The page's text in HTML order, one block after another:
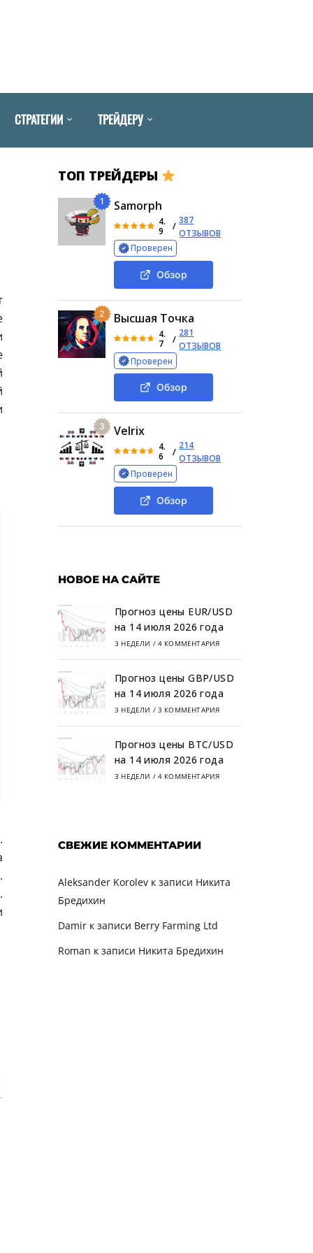
СТРАТЕГИИ ТРЕЙДЕРУ
ТОП ТРЕЙДЕРЫ
1 Samorph
4.
9
/
387
ОТЗЫВОВ
Проверен
Обзор
2 Высшая Точка
4.
7
/
281
ОТЗЫВОВ
Проверен
Обзор
3 Velrix
4.
6
/
214
ОТЗЫВОВ
Проверен
Обзор
НОВОЕ НА САЙТЕ
Прогноз цены EUR/USD
на 14 июля 2026 года
3 НЕДЕЛИ / 4 КОММЕНТАРИЯ
Прогноз цены GBP/USD
на 14 июля 2026 года
3 НЕДЕЛИ / 3 КОММЕНТАРИЯ
Прогноз цены BTC/USD
на 14 июля 2026 года
3 НЕДЕЛИ / 4 КОММЕНТАРИЯ
СВЕЖИЕ КОММЕНТАРИИ
Aleksander Korolevк записи Никита
Бредихин
Damirк записи Berry Farming Ltd
Roman к записи Никита Бредихин